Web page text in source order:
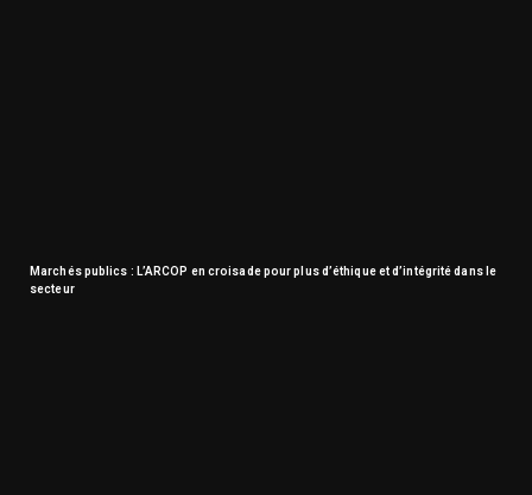
Marchés publics : L’ARCOP en croisade pour plus d’éthique et d’intégrité dans le
secteur